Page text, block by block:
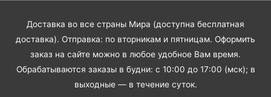
Доставка во все страны Мира (доступна бесплатная
доставка). Отправка: по вторникам и пятницам. Оформить
заказ на сайте можно в любое удобное Вам время.
Обрабатываются заказы в будни: с 10:00 до 17:00 (мск); в
выходные — в течение суток.